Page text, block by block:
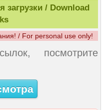
/ Download
/ For personal use only!
посмотрите